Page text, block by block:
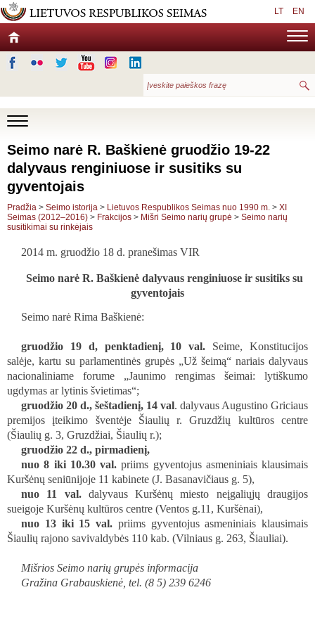
LT EN
Seimo narė R. Baškienė gruodžio 19-22
dalyvaus renginiuose ir susitiks su
gyventojais
Pradžia > Seimo istorija > Lietuvos Respublikos Seimas nuo 1990 m. > XI
Seimas (2012–2016) > Frakcijos > Mišri Seimo narių grupė > Seimo narių
susitikimai su rinkėjais
2014 m. gruodžio 18 d. pranešimas VIR
Seimo narė R. Baškienė dalyvaus renginiuose ir susitiks su
gyventojais
Seimo narė Rima Baškienė:
gruodžio 19 d, penktadienį, 10 val. Seime, Konstitucijos
salėje, kartu su parlamentinės grupės „Už šeimą“ nariais dalyvaus
nacionaliniame forume „Jaunimo rengimas šeimai: lytiškumo
ugdymas ar lytinis švietimas“;
gruodžio 20 d., šeštadienį, 14 val. dalyvaus Augustino Griciaus
premijos įteikimo šventėje Šiaulių r. Gruzdžių kultūros centre
(Šiaulių g. 3, Gruzdžiai, Šiaulių r.);
gruodžio 22 d., pirmadienį,
nuo 8 iki 10.30 val.priims gyventojus asmeniniais klausimais
Kuršėnų seniūnijoje 11 kabinete (J. Basanavičiaus g. 5),
nuo 11 val. dalyvaus Kuršėnų miesto neįgaliųjų draugijos
sueigoje Kuršėnų kultūros centre (Ventos g.11, Kuršėnai),
nuo 13 iki 15 val. priims gyventojus asmeniniais klausimais
Šiaulių rajono savivaldybės 110 kab. (Vilniaus g. 263, Šiauliai).
Mišrios Seimo narių grupės informacija
Gražina Grabauskienė, tel. (8 5) 239 6246